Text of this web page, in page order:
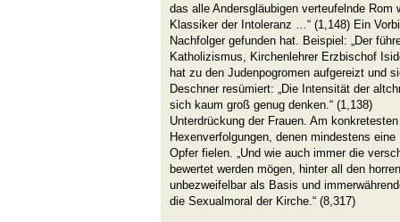
das alle Andersgläubigen verteufelnde Rom
Klassiker der Intoleranz …“ (1,148) Ein
Nachfolger gefunden hat. Beispiel: „Der
Katholizismus, Kirchenlehrer Erzbischof
hat zu den Judenpogromen aufgereizt und
Deschner resümiert: „Die Intensität der
sich kaum groß genug denken.“ (1,138)
Unterdrückung der Frauen. Am
Hexenverfolgungen, denen mindestens
Opfer fielen. „Und wie auch immer die
bewertet werden mögen, hinter all den
unbezweifelbar als Basis und
die Sexualmoral der Kirche.“ (8,317)